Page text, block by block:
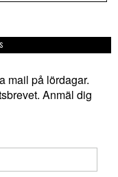
mail på lördagar.
Anmäl dig